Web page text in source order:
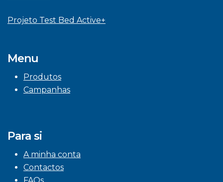
Projeto Test Bed Active+
Menu
Produtos
Campanhas
Para si
A minha conta
Contactos